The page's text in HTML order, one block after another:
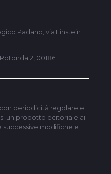
Padano, via Einstein
2, 00186
periodicità regolare e
un prodotto editoriale ai
successive modifiche e